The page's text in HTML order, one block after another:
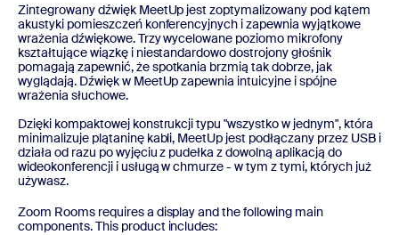
Zintegrowany dźwięk MeetUp jest zoptymalizowany pod kątem
akustyki pomieszczeń konferencyjnych i zapewnia wyjątkowe
wrażenia dźwiękowe. Trzy wycelowane poziomo mikrofony
kształtujące wiązkę i niestandardowo dostrojony głośnik
pomagają zapewnić, że spotkania brzmią tak dobrze, jak
wyglądają. Dźwięk w MeetUp zapewnia intuicyjne i spójne
wrażenia słuchowe.
Dzięki kompaktowej konstrukcji typu "wszystko w jednym", która
minimalizuje plątaninę kabli, MeetUp jest podłączany przez USB i
działa od razu po wyjęciu z pudełka z dowolną aplikacją do
wideokonferencji i usługą w chmurze - w tym z tymi, których już
używasz.
Zoom Rooms requires a display and the following main
components. This product includes: